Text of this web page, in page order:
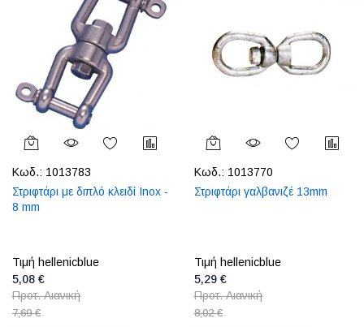
Κωδ.: 1013783
Στριφτάρι με διπλό κλειδί Inox -
8 mm
Τιμή hellenicblue
5,08 €
Προτ. Λιανική
7,69 €
Κωδ.: 1013770
Στριφτάρι γαλβανιζέ 13mm
Τιμή hellenicblue
5,29 €
Προτ. Λιανική
8,02 €